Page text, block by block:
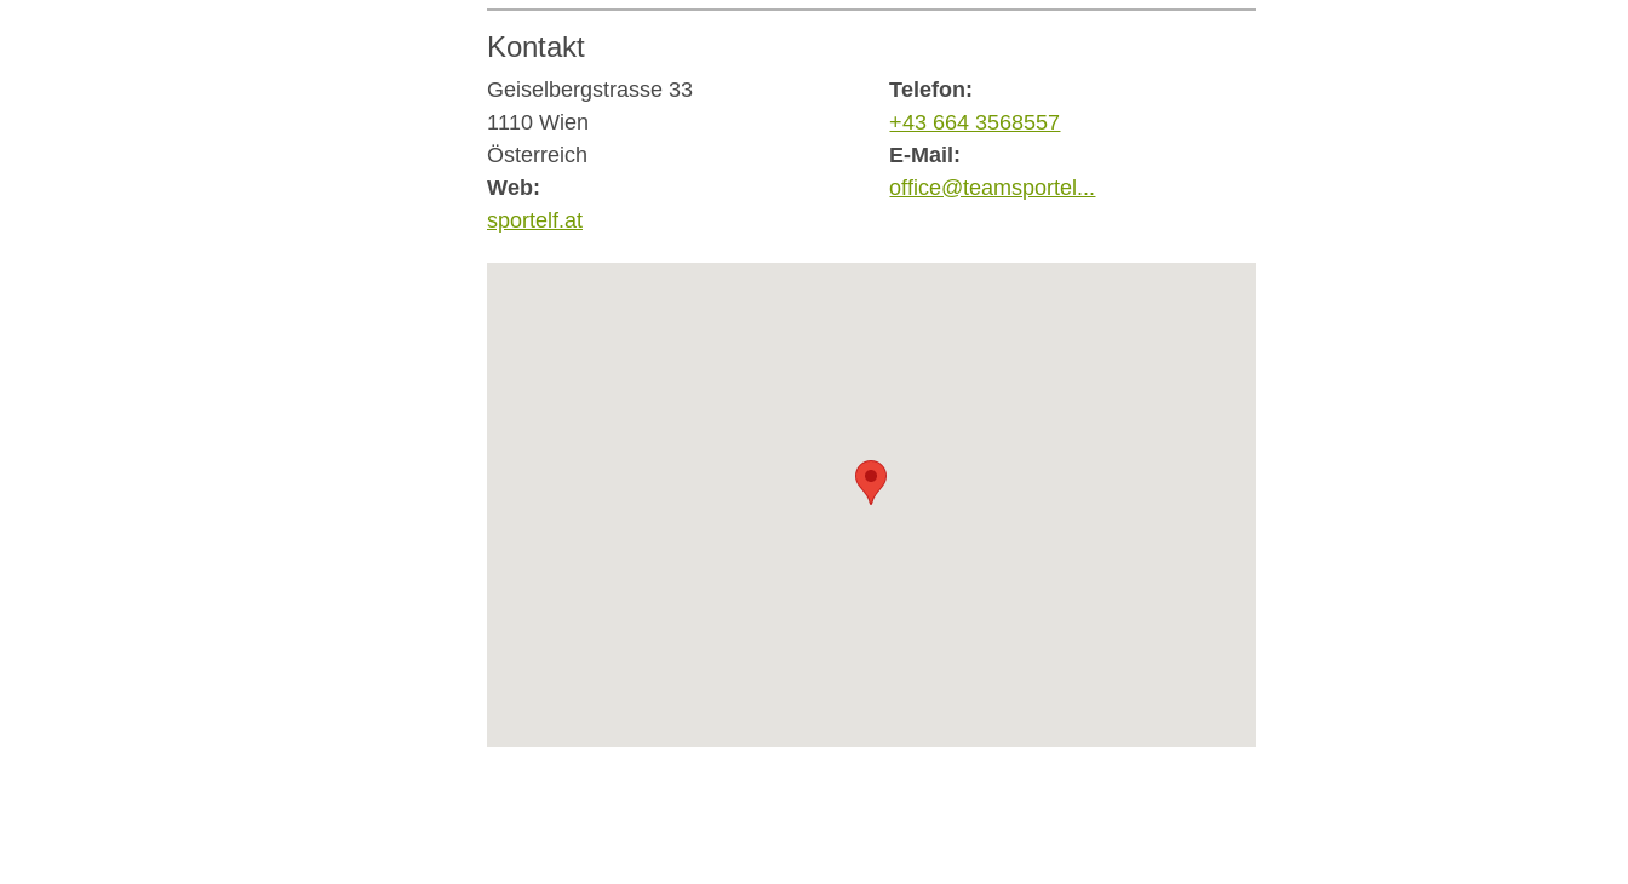
Kontakt
Geiselbergstrasse 33
1110 Wien
Österreich
Web:
sportelf.at
Telefon:
+43 664 3568557
E-Mail:
office@teamsportel...